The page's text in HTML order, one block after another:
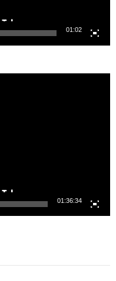
01:02
01:36:34